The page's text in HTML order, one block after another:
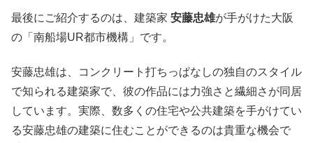
最後にご紹介するのは、建築家 安藤忠雄が手がけた大阪
の「南船場UR都市機構」です。
安藤忠雄は、コンクリート打ちっぱなしの独自のスタイル
で知られる建築家で、彼の作品には力強さと繊細さが同居
しています。実際、数多くの住宅や公共建築を手がけてい
る安藤忠雄の建築に住むことができるのは貴重な機会で